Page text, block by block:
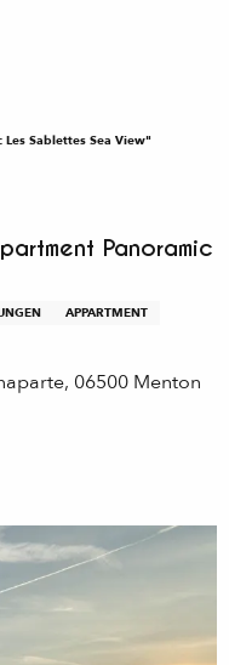
Sablettes Sea View"
Panoramic
APPARTMENT
06500 Menton